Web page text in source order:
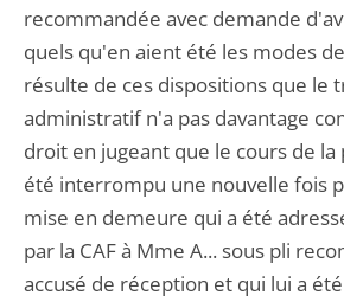
recommandée avec demande
quels qu'en aient été les modes
résulte de ces dispositions que le
administratif n'a pas davantage
droit en jugeant que le cours de
été interrompu une nouvelle fois
mise en demeure qui a été
par la CAF à Mme A... sous pli
accusé de réception et qui lui a